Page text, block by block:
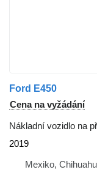
Ford E450
Cena na vyžádání
Nákladní vozidlo na
2019
Mexiko,